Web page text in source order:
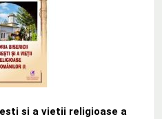
si a vietii religioase a